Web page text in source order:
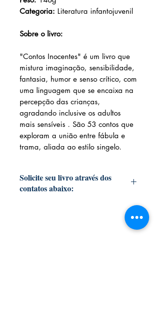
Categoria: Literatura infantojuvenil
Sobre o livro:
"Contos Inocentes" é um livro que
mistura imaginação, sensibilidade,
fantasia, humor e senso crítico, com
uma linguagem que se encaixa na
percepção das crianças,
agradando inclusive os adultos
mais sensíveis . São 53 contos que
exploram a união entre fábula e
trama, aliada ao estilo singelo.
Solicite seu livro através dos
contatos abaixo:
- São